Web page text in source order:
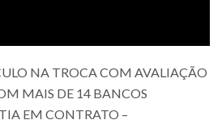
NA TROCA COM AVALIAÇÃO
MAIS DE 14 BANCOS
EM CONTRATO –